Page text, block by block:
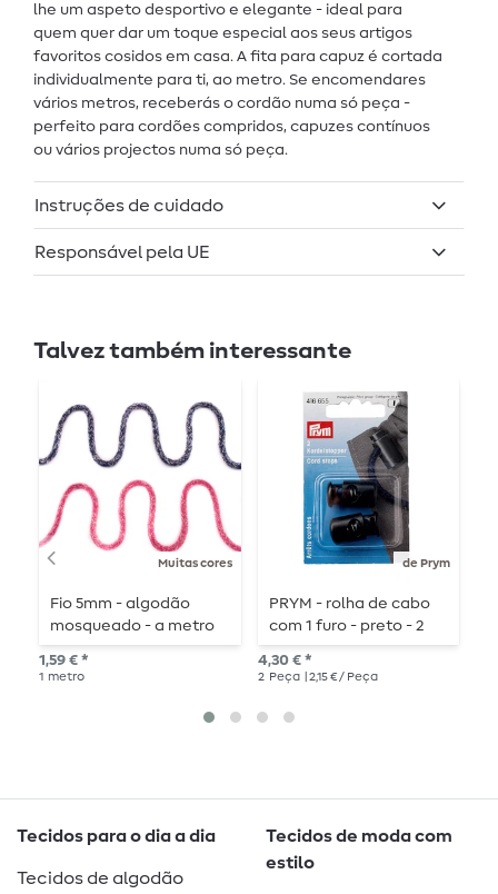
lhe um aspeto desportivo e elegante - ideal para
quem quer dar um toque especial aos seus artigos
favoritos cosidos em casa. A fita para capuz é cortada
individualmente para ti, ao metro. Se encomendares
vários metros, receberás o cordão numa só peça -
perfeito para cordões compridos, capuzes contínuos
ou vários projectos numa só peça.
Instruções de cuidado
Responsável pela UE
Talvez também interessante
Muitas cores
Fio 5mm - algodão
mosqueado - a metro
1,59 € *
1 metro
de Prym
PRYM - rolha de cabo
com 1 furo - preto - 2
peças
4,30 € *
2 Peça | 2,15 € / Peça
Tecidos para o dia a dia
Tecidos de algodão
Tecidos de moda com
estilo